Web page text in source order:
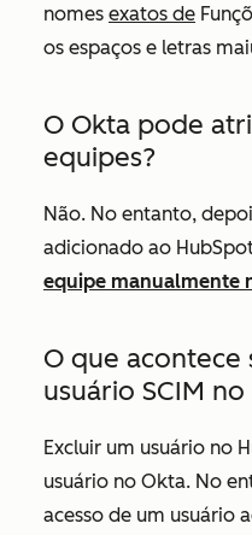
nomes exatos de
os espaços e letras
O Okta pode
equipes?
Não. No entanto,
adicionado ao
equipe manualmente
O que acontece
usuário SCIM
Excluir um usuário no
usuário no Okta. No
acesso de um usuário